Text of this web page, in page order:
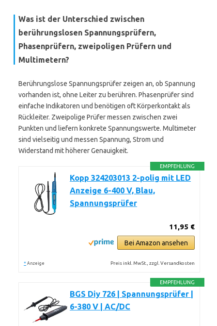
Was ist der Unterschied zwischen
berührungslosen Spannungsprüfern,
Phasenprüfern, zweipoligen Prüfern und
Multimetern?
Berührungslose Spannungsprüfer zeigen an, ob Spannung
vorhanden ist, ohne Leiter zu berühren. Phasenprüfer sind
einfache Indikatoren und benötigen oft Körperkontakt als
Rückleiter. Zweipolige Prüfer messen zwischen zwei
Punkten und liefern konkrete Spannungswerte. Multimeter
sind vielseitig und messen Spannung, Strom und
Widerstand mit höherer Genauigkeit.
EMPFEHLUNG
Kopp 324203013 2-polig mit LED
Anzeige 6-400 V, Blau,
Spannungsprüfer
11,95 €
Bei Amazon ansehen
* Anzeige Preis inkl. MwSt., zzgl. Versandkosten
EMPFEHLUNG
BGS Diy 726 | Spannungsprüfer |
6-380 V | AC/DC